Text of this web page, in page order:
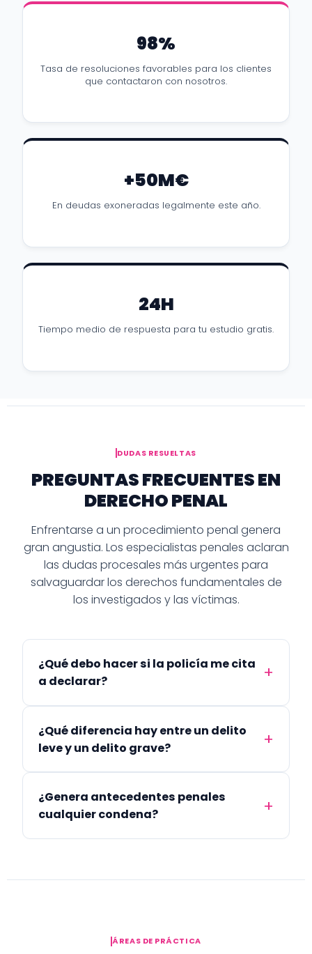
98%
Tasa de resoluciones favorables para los clientes
que contactaron con nosotros.
+50M€
En deudas exoneradas legalmente este año.
24H
Tiempo medio de respuesta para tu estudio gratis.
DUDAS RESUELTAS
PREGUNTAS FRECUENTES EN
DERECHO PENAL
Enfrentarse a un procedimiento penal genera
gran angustia. Los especialistas penales aclaran
las dudas procesales más urgentes para
salvaguardar los derechos fundamentales de
los investigados y las víctimas.
¿Qué debo hacer si la policía me cita
a declarar?
¿Qué diferencia hay entre un delito
leve y un delito grave?
¿Genera antecedentes penales
cualquier condena?
ÁREAS DE PRÁCTICA